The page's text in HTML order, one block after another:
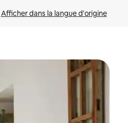
Afficher dans la langue d'origine